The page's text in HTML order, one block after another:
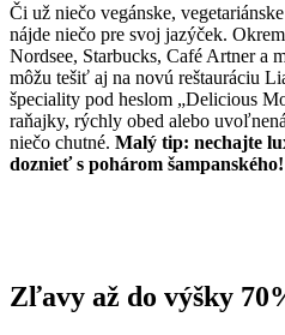
Či už niečo vegánske,
nájde niečo pre svoj jazýček.
Nordsee, Starbucks, Café Artner a
môžu tešiť aj na novú reštauráciu
špeciality pod heslom „Delicious
raňajky, rýchly obed alebo
niečo chutné. Malý tip: nechajte
doznieť s pohárom šampanského!
Zľavy až do výšky